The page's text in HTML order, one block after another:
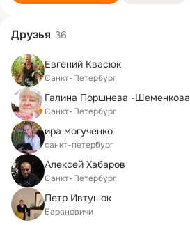
Друзья 36
Евгений Квасюк
Санкт-Петербург
Галина Поршнева -Шеменкова
Санкт-Петербург
ира могученко
санкт-петербург
Алексей Хабаров
Санкт-Петербург
Петр Ивтушок
Барановичи